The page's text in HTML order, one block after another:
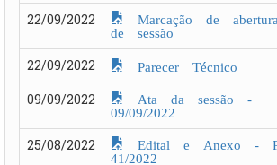
22/09/2022
Marcação de abertura
de sessão
22/09/2022 Parecer Técnico
09/09/2022
Ata da sessão -
09/09/2022
25/08/2022
Edital e Anexo -
41/2022